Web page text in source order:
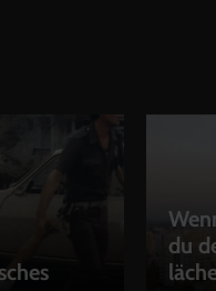
du